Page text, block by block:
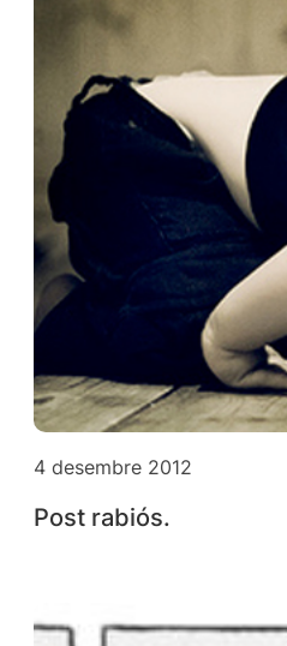
4 desembre 2012
Post rabiós.